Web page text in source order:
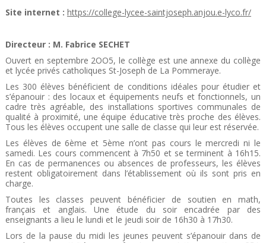
Site internet : https://college-lycee-saintjoseph.anjou.e-lyco.fr/
Directeur : M. Fabrice SECHET
Ouvert en septembre 2OO5, le collège est une annexe du collège
et lycée privés catholiques St-Joseph de La Pommeraye.
Les 300 élèves bénéficient de conditions idéales pour étudier et
s’épanouir : des locaux et équipements neufs et fonctionnels, un
cadre très agréable, des installations sportives communales de
qualité à proximité, une équipe éducative très proche des élèves.
Tous les élèves occupent une salle de classe qui leur est réservée.
Les élèves de 6ème et 5ème n’ont pas cours le mercredi ni le
samedi. Les cours commencent à 7h50 et se terminent à 16h15.
En cas de permanences ou absences de professeurs, les élèves
restent obligatoirement dans l’établissement où ils sont pris en
charge.
Toutes les classes peuvent bénéficier de soutien en math,
français et anglais. Une étude du soir encadrée par des
enseignants a lieu le lundi et le jeudi soir de 16h30 à 17h30.
Lors de la pause du midi les jeunes peuvent s’épanouir dans de